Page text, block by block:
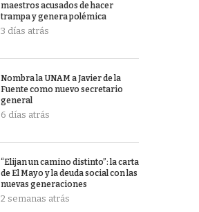
maestros acusados de hacer
trampa y genera polémica
3 días atrás
Nombra la UNAM a Javier de la
Fuente como nuevo secretario
general
6 días atrás
“Elijan un camino distinto”: la carta
de El Mayo y la deuda social con las
nuevas generaciones
2 semanas atrás